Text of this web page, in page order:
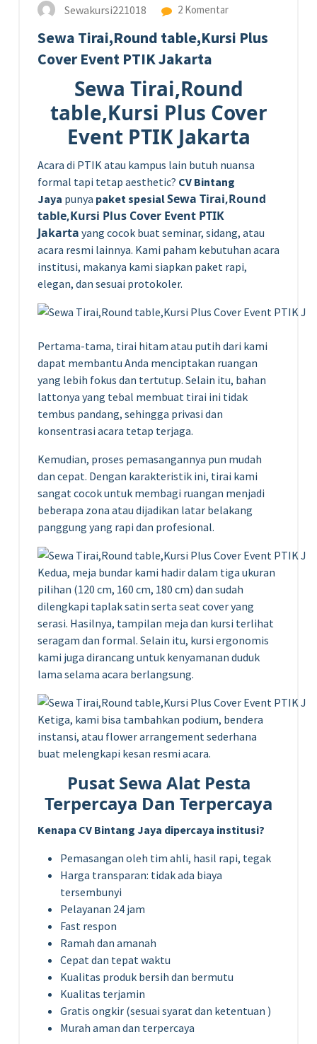
Sewakursi221018 2 Komentar
Sewa Tirai,Round table,Kursi Plus
Cover Event PTIK Jakarta
Sewa Tirai,Round
table,Kursi Plus Cover
Event PTIK Jakarta
Acara di PTIK atau kampus lain butuh nuansa
formal tapi tetap aesthetic? CV Bintang
Jaya punya paket spesialSewa Tirai,Round
table,Kursi Plus Cover Event PTIK
Jakarta yang cocok buat seminar, sidang, atau
acara resmi lainnya. Kami paham kebutuhan acara
institusi, makanya kami siapkan paket rapi,
elegan, dan sesuai protokoler.
Pertama-tama, tirai hitam atau putih dari kami
dapat membantu Anda menciptakan ruangan
yang lebih fokus dan tertutup. Selain itu, bahan
lattonya yang tebal membuat tirai ini tidak
tembus pandang, sehingga privasi dan
konsentrasi acara tetap terjaga.
Kemudian, proses pemasangannya pun mudah
dan cepat. Dengan karakteristik ini, tirai kami
sangat cocok untuk membagi ruangan menjadi
beberapa zona atau dijadikan latar belakang
panggung yang rapi dan profesional.
Kedua, meja bundar kami hadir dalam tiga ukuran
pilihan (120 cm, 160 cm, 180 cm) dan sudah
dilengkapi taplak satin serta seat cover yang
serasi. Hasilnya, tampilan meja dan kursi terlihat
seragam dan formal. Selain itu, kursi ergonomis
kami juga dirancang untuk kenyamanan duduk
lama selama acara berlangsung.
Ketiga, kami bisa tambahkan podium, bendera
instansi, atau flower arrangement sederhana
buat melengkapi kesan resmi acara.
Pusat Sewa Alat Pesta
Terpercaya Dan Terpercaya
Kenapa CV Bintang Jaya dipercaya institusi?
Pemasangan oleh tim ahli, hasil rapi, tegak
Harga transparan: tidak ada biaya
tersembunyi
Pelayanan 24 jam
Fast respon
Ramah dan amanah
Cepat dan tepat waktu
Kualitas produk bersih dan bermutu
Kualitas terjamin
Gratis ongkir (sesuai syarat dan ketentuan )
Murah aman dan terpercaya